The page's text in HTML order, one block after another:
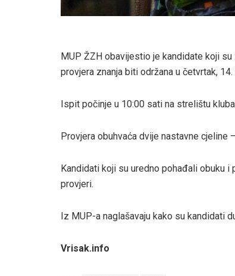
MUP ŽZH obavijestio je kandidate koji
provjera znanja biti održana u četvrtak,
Ispit počinje u 10:00 sati na strelištu
Provjera obuhvaća dvije nastavne cjeline
Kandidati koji su uredno pohađali obuku
provjeri.
Iz MUP-a naglašavaju kako su kandidati
Vrisak.info